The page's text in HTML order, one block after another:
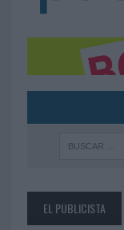
EL PUBLICISTA